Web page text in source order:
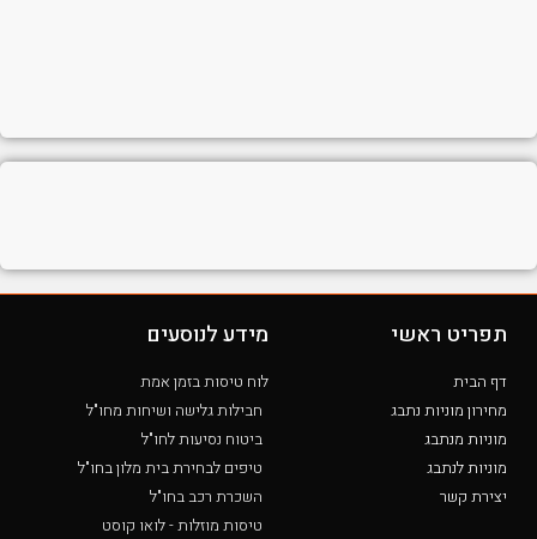
תפריט ראשי
דף הבית
מחירון מוניות נתבג
מוניות מנתבג
מוניות לנתבג
יצירת קשר
מידע לנוסעים
לוח טיסות בזמן אמת
חבילות גלישה ושיחות מחו"ל
ביטוח נסיעות לחו"ל
טיפים לבחירת בית מלון בחו"ל
השכרת רכב בחו"ל
טיסות מוזלות - לואו קוסט